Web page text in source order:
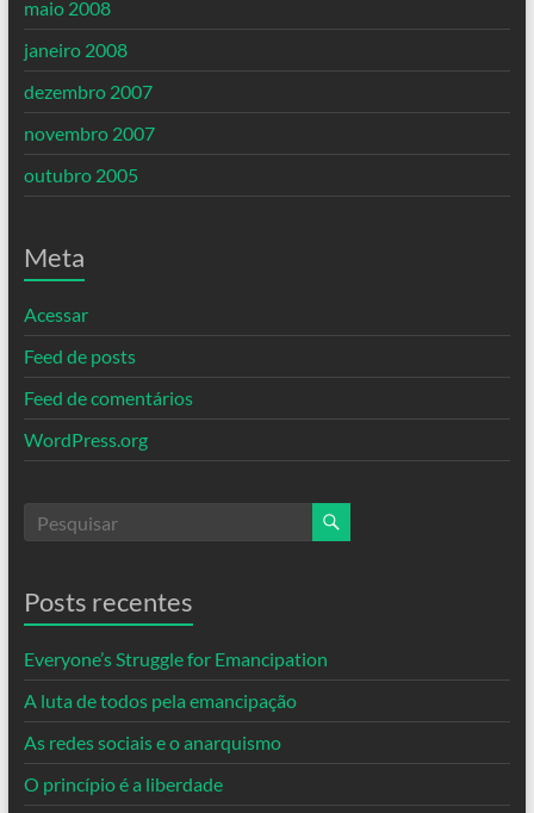
maio 2008
janeiro 2008
dezembro 2007
novembro 2007
outubro 2005
Meta
Acessar
Feed de posts
Feed de comentários
WordPress.org
Posts recentes
Everyone’s Struggle for Emancipation
A luta de todos pela emancipação
As redes sociais e o anarquismo
O princípio é a liberdade